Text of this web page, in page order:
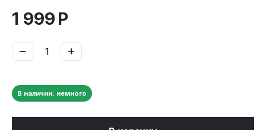
1 999 Р
+
−
В наличии: немного